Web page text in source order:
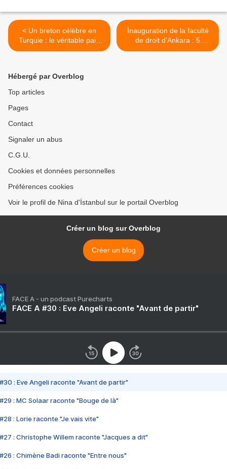
< Un breton célèbre en
Turquie : le véritable pain
breton
İnauguration de la faculté
de droit d'Ankara : 5
novembre 1925 >
Hébergé par Overblog
Top articles
Pages
Contact
Signaler un abus
C.G.U.
Cookies et données personnelles
Préférences cookies
Voir le profil de Nina d'İstanbul sur le portail Overblog
Créer un blog sur Overblog
Créer un blog
FACE A - un podcast Purecharts
FACE A #30 : Eve Angeli raconte "Avant de partir"
#30 : Eve Angeli raconte "Avant de partir"
#29 : MC Solaar raconte "Bouge de là"
#28 : Lorie raconte "Je vais vite"
#27 : Christophe Willem raconte "Jacques a dit"
#26 : Chimène Badi raconte "Entre nous"